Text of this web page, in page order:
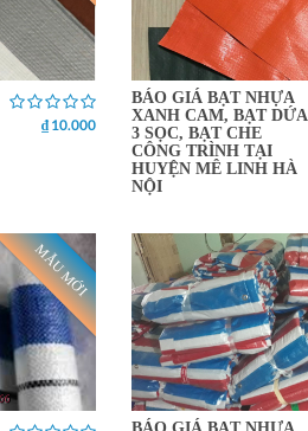
₫ 10.000
BÁO GIÁ BẠT NHỰA
XANH CAM, BẠT DỨA
3 SỌC, BẠT CHE
CÔNG TRÌNH TẠI
HUYỆN MÊ LINH HÀ
NỘI
MẪU MỚI